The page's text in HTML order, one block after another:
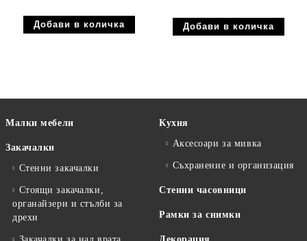
Малки мебели
Закачалки
Стенни закачалки
Стоящи закачалки,
органайзери и стълби за
дрехи
Кухня
Аксесоари за мивка
Съхранение и организация
Стенни часовници
Рамки за снимки